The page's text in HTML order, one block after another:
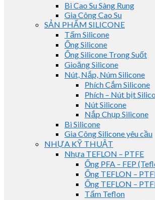
Bi Cao Su Sàng Rung
Gia Công Cao Su
SẢN PHẨM SILICONE
Tấm Silicone
Ống Silicone
Ống Silicone Trong Suốt
Gioăng Silicone
Nút, Nắp, Núm Silicone
Phích Cắm Silicone
Phích – Nút bịt
Nút Silicone
Nắp Chụp Silicone
Bi Silicone
Gia Công Silicone yêu cầu
NHỰA KỸ THUẬT
Nhựa TEFLON – PTFE
Ống PFA – FEP
Ống TEFLON –
Ống TEFLON –
Tấm Teflon